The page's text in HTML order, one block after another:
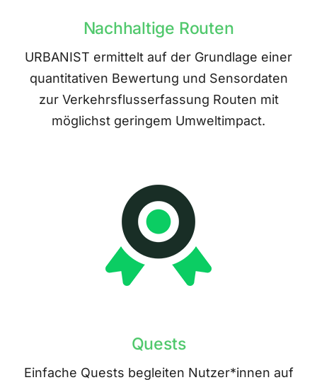
Nachhaltige Routen
URBANIST ermittelt auf der Grundlage einer
quantitativen Bewertung und Sensordaten
zur Verkehrsflusserfassung Routen mit
möglichst geringem Umweltimpact.
Quests
Einfache Quests begleiten Nutzer*innen auf